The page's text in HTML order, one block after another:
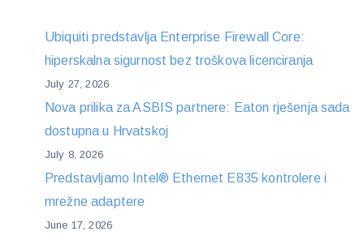
Ubiquiti predstavlja Enterprise Firewall Core:
hiperskalna sigurnost bez troškova licenciranja
July 27, 2026
Nova prilika za ASBIS partnere: Eaton rješenja sada
dostupna u Hrvatskoj
July 8, 2026
Predstavljamo Intel® Ethernet E835 kontrolere i
mrežne adaptere
June 17, 2026